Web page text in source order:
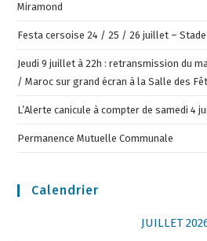
Miramond
Festa cersoise 24 / 25 / 26 juillet – Stade
Jeudi 9 juillet à 22h : retransmission du
/ Maroc sur grand écran à la Salle des
L’Alerte canicule à compter de samedi 4
Permanence Mutuelle Communale
Calendrier
JUILLET